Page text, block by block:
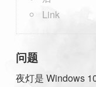
Link
问题
夜灯是 Windows